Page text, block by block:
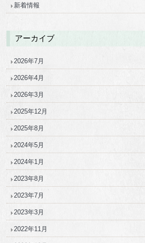
新着情報
アーカイブ
2026年7月
2026年4月
2026年3月
2025年12月
2025年8月
2024年5月
2024年1月
2023年8月
2023年7月
2023年3月
2022年11月